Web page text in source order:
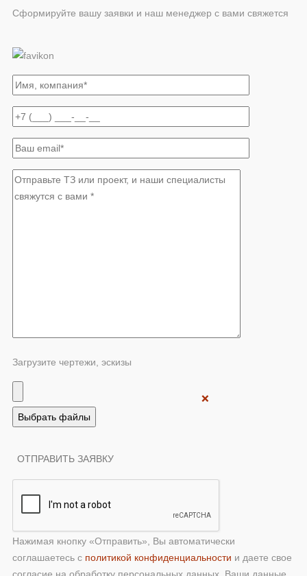
Сформируйте вашу заявки и наш менеджер с вами свяжется
Загрузите чертежи, эскизы
❌
Нажимая кнопку «Отправить», Вы автоматически
соглашаетесь с политикой конфиденциальности и даете свое
согласие на обработку персональных данных. Ваши данные